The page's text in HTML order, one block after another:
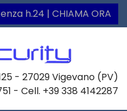
h.24 | CHIAMA ORA
- 27029 Vigevano (PV)
- Cell. +39 338 4142287